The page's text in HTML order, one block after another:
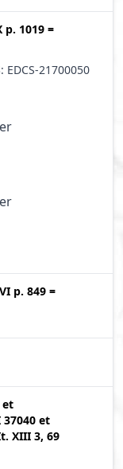
p. 1019 =
: EDCS-21700050
VI p. 849 =
et
37040 et
XIII 3, 69